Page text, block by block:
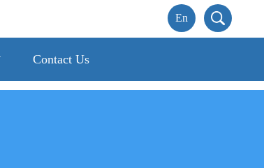
Contact Us